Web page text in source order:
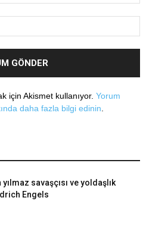
için Akismet kullanıyor. Yorum
daha fazla bilgi edinin.
yılmaz savaşçısı ve yoldaşlık
Engels